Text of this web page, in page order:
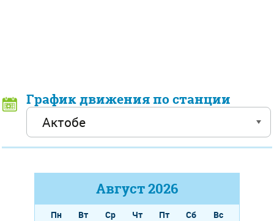
График движения по станции
Август2026
Пн Вт Ср Чт Пт Сб
Вс